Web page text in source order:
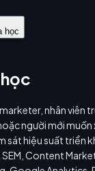
học
nhân viên
người mới
sát hiệu suất triển
Content